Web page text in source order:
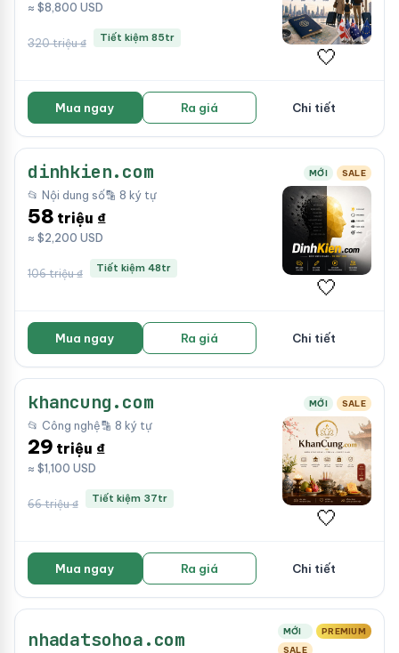
≈ $8,800 USD
320 triệu ₫ Tiết kiệm 85tr
🤍
Mua ngay Ra giá Chi tiết
dinhkien.com MỚI SALE
📂 Nội dung số🔡 8 ký tự
58 triệu ₫
≈ $2,200 USD
106 triệu ₫ Tiết kiệm 48tr
🤍
Mua ngay Ra giá Chi tiết
khancung.com MỚI SALE
📂 Công nghệ🔡 8 ký tự
29 triệu ₫
≈ $1,100 USD
66 triệu ₫ Tiết kiệm 37tr
🤍
Mua ngay Ra giá Chi tiết
nhadatsohoa.com MỚI
PREMIUM
SALE